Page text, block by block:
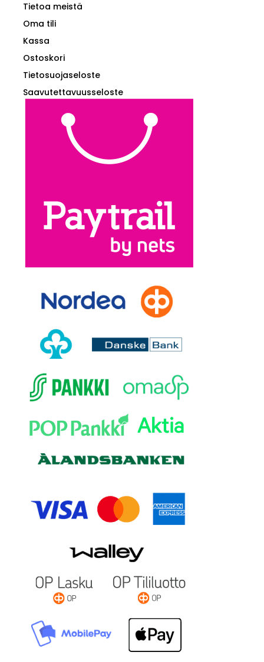
Tietoa meistä
Oma tili
Kassa
Ostoskori
Tietosuojaseloste
Saavutettavuusseloste